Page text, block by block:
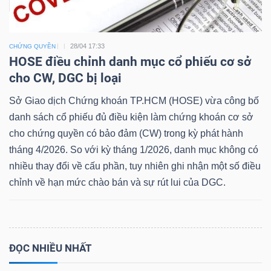
CHỨNG QUYỀN 28/04 17:33
HOSE điều chỉnh danh mục cổ phiếu cơ sở
cho CW, DGC bị loại
Sở Giao dịch Chứng khoán TP.HCM (HOSE) vừa công bố
danh sách cổ phiếu đủ điều kiện làm chứng khoán cơ sở
cho chứng quyền có bảo đảm (CW) trong kỳ phát hành
tháng 4/2026. So với kỳ tháng 1/2026, danh mục không có
nhiều thay đổi về cấu phần, tuy nhiên ghi nhận một số điều
chỉnh về hạn mức chào bán và sự rút lui của DGC.
ĐỌC NHIỀU NHẤT
Dữ
liệu
chính